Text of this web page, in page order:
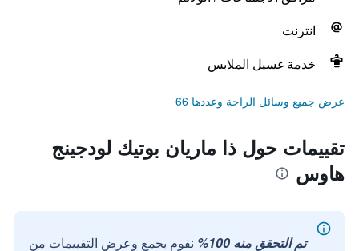
انترنت
خدمة غسيل الملابس
عرض جميع وسائل الراحة وعددها 66
تقييمات حول ذا ماريان بوتيك لودجينج
هاوس
تم التحقق منه 100% نقوم بجمع وعرض التقييمات من